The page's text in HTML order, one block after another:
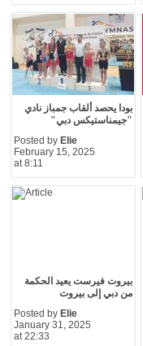
بودا يحصد ألقاب جمباز نادي
"جيمناستيكس دبي"
Posted by Elie
February 15, 2025
at 8:11
بيروت فيرست يعيد الحكمة
من دبي إلى بيروت
Posted by Elie
January 31, 2025
at 22:33